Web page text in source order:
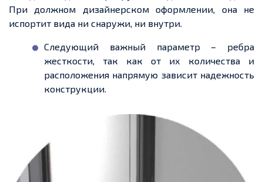
При должном дизайнерском оформлении, она не
испортит вида ни снаружи, ни внутри.
Следующий важный параметр – ребра
жесткости, так как от их количества и
расположения напрямую зависит надежность
конструкции.